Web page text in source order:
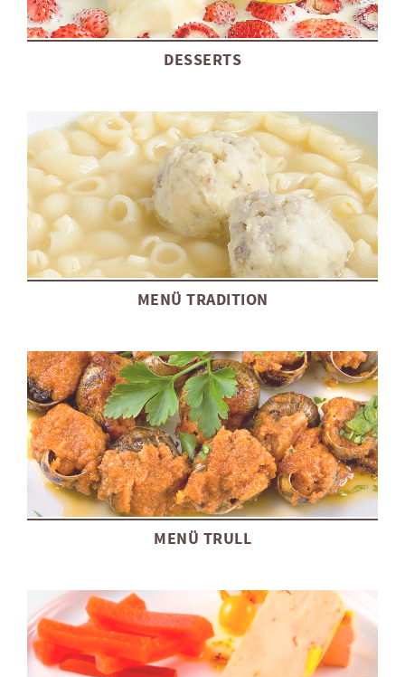
DESSERTS
MENÜ TRADITION
MENÜ TRULL